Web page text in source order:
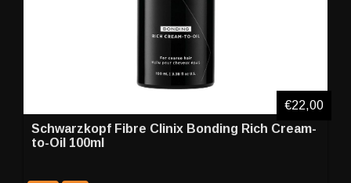
Schwarzkopf Fibre Clinix Bonding Rich Cream-
to-Oil 100ml
€22,00